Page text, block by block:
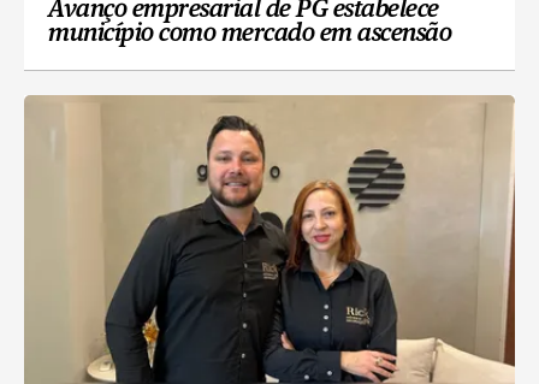
Avanço empresarial de PG estabelece
município como mercado em ascensão